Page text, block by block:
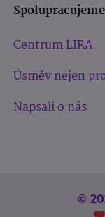
Spolupracujeme
Centrum LIRA
Úsměv nejen
Napsali o nás
©